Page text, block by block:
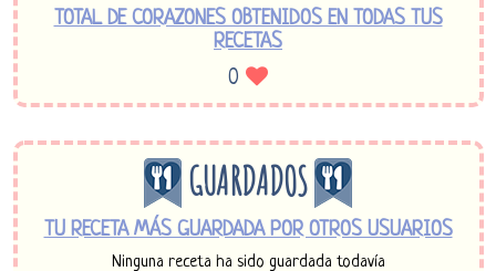
TOTAL DE CORAZONES OBTENIDOS EN TODAS TUS
RECETAS
0
GUARDADOS
TU RECETA MÁS GUARDADA POR OTROS USUARIOS
Ninguna receta ha sido guardada todavía